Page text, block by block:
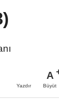
Yazdır
A
Büyüt